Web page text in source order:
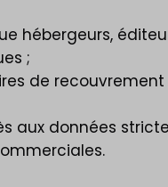
;
de recouvrement
aux données